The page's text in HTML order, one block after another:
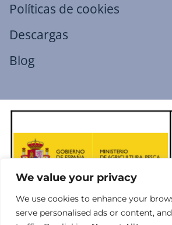
We value your privacy
We use cookies to enhance your
serve personalised ads or content,
Políticas de cookies
Descargas
Blog
Las actividades desarrolladas por